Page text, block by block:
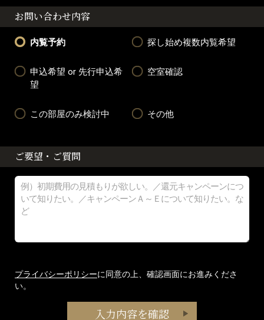
お問い合わせ内容
内覧予約 探し始め複数内覧希望
申込希望 or 先行申込希
望
空室確認
この部屋のみ検討中 その他
ご要望・ご質問
プライバシーポリシーに同意の上、確認画面にお進みくださ
い。